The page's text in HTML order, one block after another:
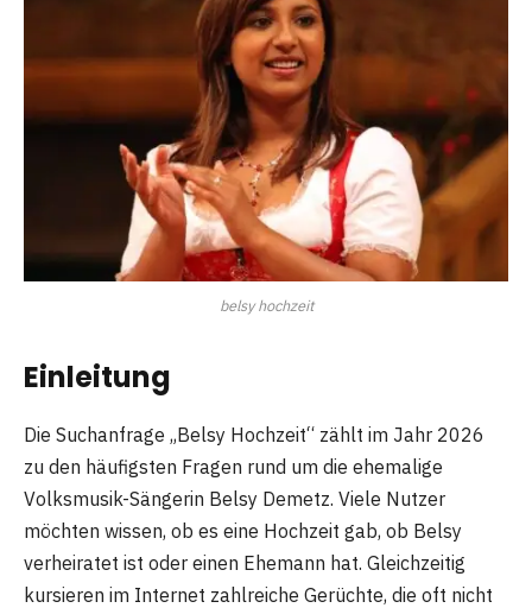
belsy hochzeit
Einleitung
Die Suchanfrage „Belsy Hochzeit“ zählt im Jahr 2026
zu den häufigsten Fragen rund um die ehemalige
Volksmusik-Sängerin Belsy Demetz. Viele Nutzer
möchten wissen, ob es eine Hochzeit gab, ob Belsy
verheiratet ist oder einen Ehemann hat. Gleichzeitig
kursieren im Internet zahlreiche Gerüchte, die oft nicht